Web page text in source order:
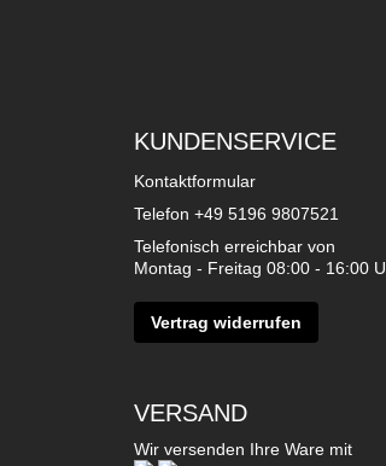
KUNDENSERVICE
Kontaktformular
Telefon +49 5196 9807521
Telefonisch erreichbar von
Montag - Freitag 08:00 - 16:00
Vertrag widerrufen
VERSAND
Wir versenden Ihre Ware mit